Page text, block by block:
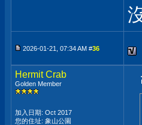
2026-01-21, 07:34 AM #36
Hermit Crab
Golden Member
加入日期: Oct 2017
您的住址: 象山公園